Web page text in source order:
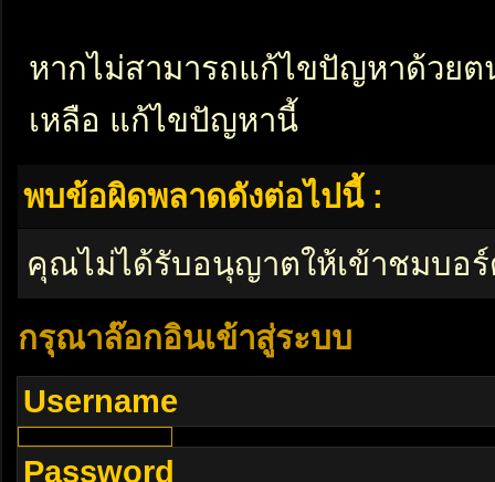
หากไม่สามารถแก้ไขปัญหาด้วย
เหลือ แก้ไขปัญหานี้
พบข้อผิดพลาดดังต่อไปนี้ :
คุณไม่ได้รับอนุญาตให้เข้าชมบอ
กรุณาล๊อกอินเข้าสู่ระบบ
Username
Password